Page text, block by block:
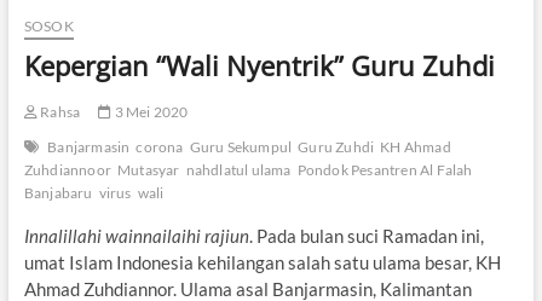
SOSOK
Kepergian “Wali Nyentrik” Guru Zuhdi
Rahsa
3 Mei 2020
Banjarmasin corona Guru Sekumpul Guru Zuhdi KH Ahmad
Zuhdiannoor Mutasyar nahdlatul ulama Pondok Pesantren Al Falah
Banjabaru virus wali
Innalillahi wainnailaihi rajiun. Pada bulan suci Ramadan ini,
umat Islam Indonesia kehilangan salah satu ulama besar, KH
Ahmad Zuhdiannor. Ulama asal Banjarmasin, Kalimantan